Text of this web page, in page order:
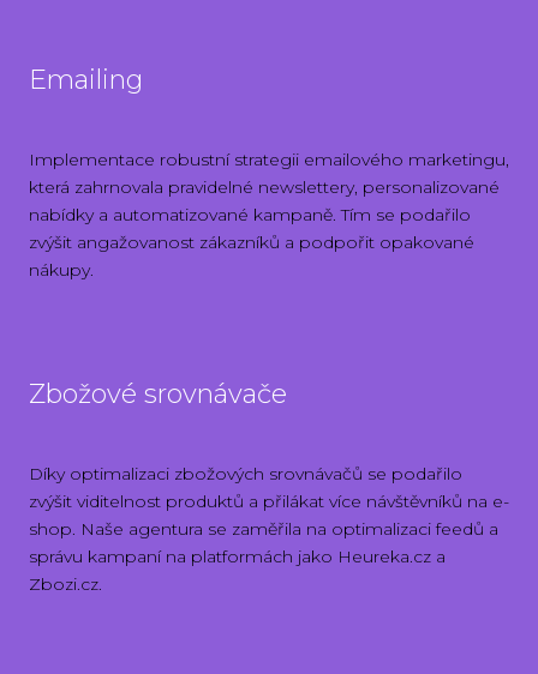
Emailing
Implementace robustní strategii emailového marketingu,
která zahrnovala pravidelné newslettery, personalizované
nabídky a automatizované kampaně. Tím se podařilo
zvýšit angažovanost zákazníků a podpořit opakované
nákupy.
Zbožové srovnávače
Díky optimalizaci zbožových srovnávačů se podařilo
zvýšit viditelnost produktů a přilákat více návštěvníků na e-
shop. Naše agentura se zaměřila na optimalizaci feedů a
správu kampaní na platformách jako Heureka.cz a
Zbozi.cz.